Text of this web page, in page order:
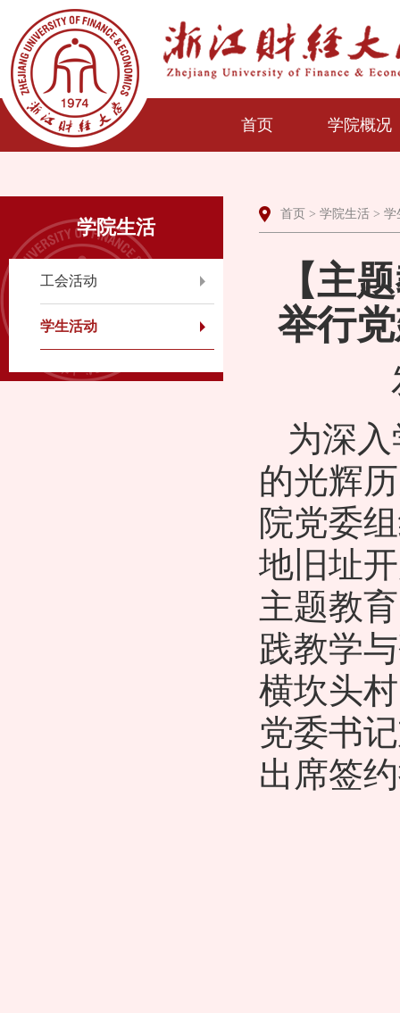
首页 学院概况
学院生活
工会活动
学生活动
首页 > 学院生活 > 学
【主
举行
为深
的光辉
院党委
地旧址
主题教
践教学
横坎头
党委书
出席签